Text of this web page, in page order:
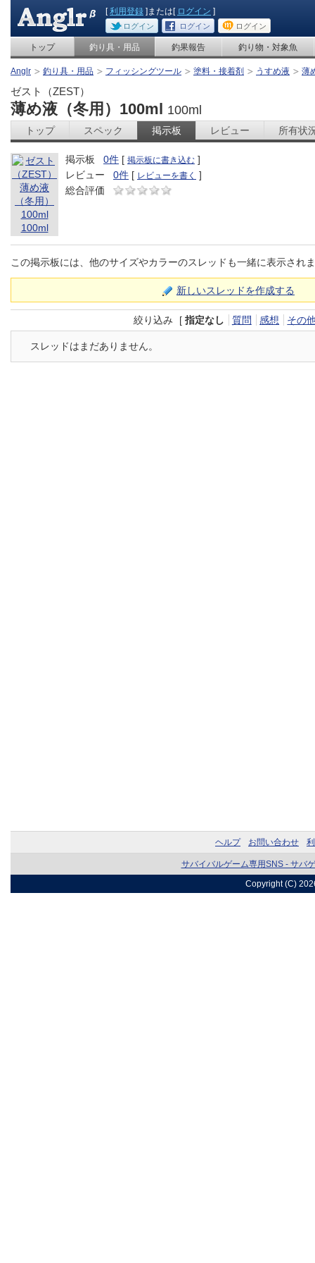
[利用登録 ]または[ ログイン ]
ログイン ログイン ログイン
トップ 釣り具・用品 釣果報告 釣り物・対象魚
Anglr 釣り具・用品 フィッシングツール 塗料・接着剤 うすめ液 薄
ゼスト（ZEST）
薄め液（冬用）100ml 100ml
トップ スペック 掲示板 レビュー 所有状
掲示板 0件 [ 掲示板に書き込む ]
レビュー
0件 [ レビューを書く ]
総合評価
この掲示板には、他のサイズやカラーのスレッドも一緒に表示され
新しいスレッドを作成する
絞り込み [ 指定なし 質問 感想 その
スレッドはまだありません。
ヘルプ お問い合わせ
サバイバルゲーム専用SNS - サバ
Copyright (C)